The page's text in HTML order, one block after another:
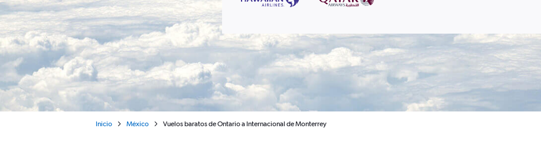
Inicio México Vuelos baratos de Ontario a Internacional de Monterrey